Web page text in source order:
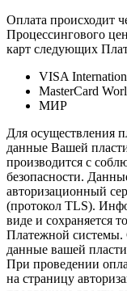
Оплата происходит
Процессингового
карт следующих
VISA
MasterCard
МИР
Для осуществления
данные Вашей
производится с
безопасности.
авторизационный
(протокол TLS).
виде и сохраняется
Платежной системы.
данные вашей
При проведении
на страницу